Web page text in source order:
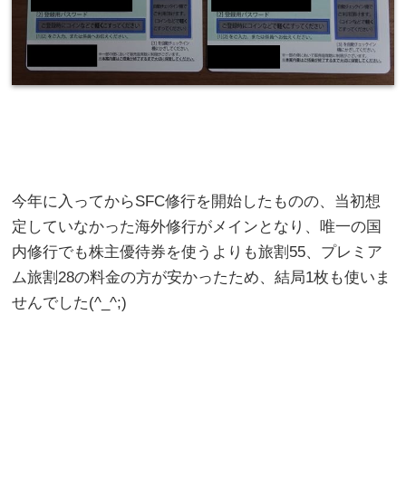
今年に入ってからSFC修行を開始したものの、当初想
定していなかった海外修行がメインとなり、唯一の国
内修行でも株主優待券を使うよりも旅割55、プレミア
ム旅割28の料金の方が安かったため、結局1枚も使いま
せんでした(^_^;)